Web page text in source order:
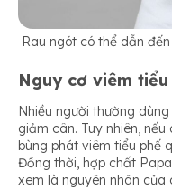
Rau ngót có thể dẫn
Nguy cơ viêm
Nhiều người thường
giảm cân. Tuy nhiên,
bùng phát viêm tiểu phế
Đồng thời, hợp chất
xem là nguyên nhân của